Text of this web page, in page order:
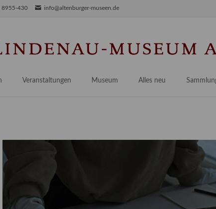
8955-430 info@altenburger-museen.de
Veranstaltungen Museum
Praktikum / Praxisprojekt
Alles neu
Provenienzforschung
Kulturelle Vermittlung
Länderübergreifende
Malerei
Deutsche
Grafische